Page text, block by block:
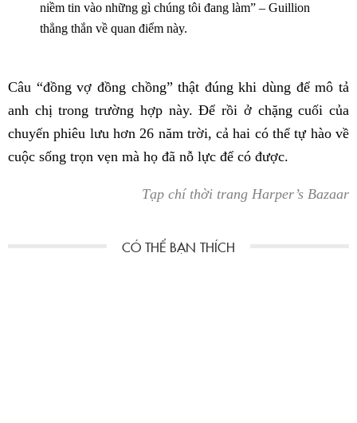
niềm tin vào những gì chúng tôi đang làm” – Guillion
thẳng thắn về quan điểm này.
Câu “đồng vợ đồng chồng” thật đúng khi dùng để mô tả
anh chị trong trường hợp này. Để rồi ở chặng cuối của
chuyến phiêu lưu hơn 26 năm trời, cả hai có thể tự hào về
cuộc sống trọn vẹn mà họ đã nỗ lực để có được.
Tạp chí thời trang Harper’s Bazaar